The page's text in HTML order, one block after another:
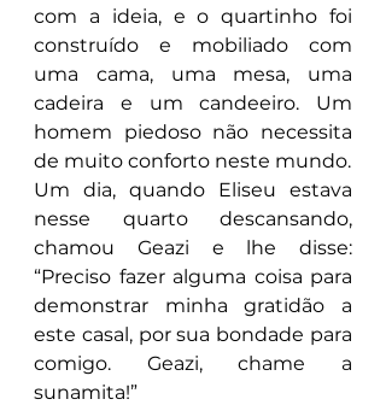
com a ideia, e o quartinho foi
construído e mobiliado com
uma cama, uma mesa, uma
cadeira e um candeeiro. Um
homem piedoso não necessita
de muito conforto neste mundo.
Um dia, quando Eliseu estava
nesse quarto descansando,
chamou Geazi e lhe disse:
“Preciso fazer alguma coisa para
demonstrar minha gratidão a
este casal, por sua bondade para
comigo. Geazi, chame a
sunamita!”